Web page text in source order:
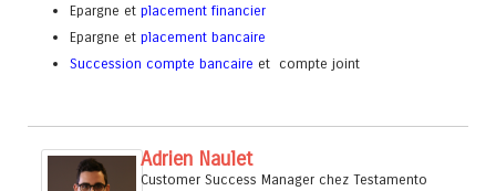
Epargne etplacement financier
Epargne etplacement bancaire
Succession compte bancaire et compte joint
Adrien Naulet
Customer Success Manager chez Testamento